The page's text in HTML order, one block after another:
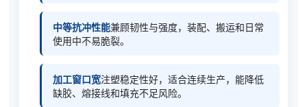
中等抗冲性能兼顾韧性与强度，装配、搬运和日常
使用中不易脆裂。
加工窗口宽注塑稳定性好，适合连续生产，能降低
缺胶、熔接线和填充不足风险。